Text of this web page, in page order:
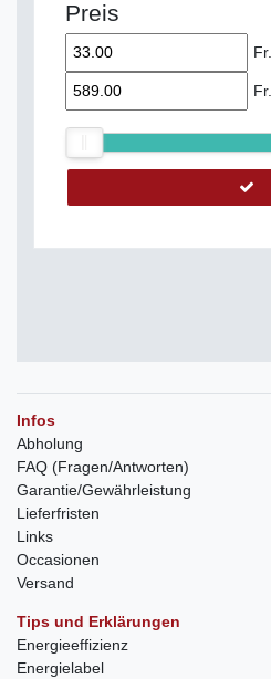
Preis
Fr.
Fr.
Infos
Abholung
FAQ (Fragen/Antworten)
Garantie/Gewährleistung
Lieferfristen
Links
Occasionen
Versand
Tips und Erklärungen
Energieeffizienz
Energielabel